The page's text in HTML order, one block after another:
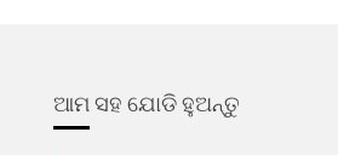
ଆମ ସହ ଯୋଡି ହୁଅନ୍ତୁ